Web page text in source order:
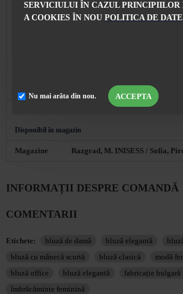
SERVICIULUI ÎN CAZUL PRINCIPIILOR
A COOKIES ÎN NOU POLITICA DE
ACCEPTA
Nu mai arăta din nou.
Cu Econt Courier Company, 24
confirmarea comenzii
Disponibil în magazin
Magazine Razgrad, M. INISESS / Sofia,
INFORMAȚII DESPRE COMANDĂ
COMENTARII
Etichete: bluză de damă bluză elegantă
bluză cu mânecă scurtă
bluză clasică
modă
bluză office
bluză elegantă
fabricație bulgară
îmbrăcăminte feminină